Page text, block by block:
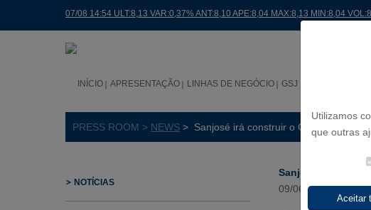
Utilizamos
que outras
07/08 14:54 ULT:8,13 VAR:0,37% ANT:8,10 APE:8,04 MAX:8,13 MIN:8,04
INÍCIO APRESENTAÇÃO LINHAS DE NEGÓCIO GSJ NO MUNDO
PRESS ROOM > NEWS > Sanjosé irá construir o Centro Cívico
NOTÍCIAS
Sanjosé irá
09/06/2010